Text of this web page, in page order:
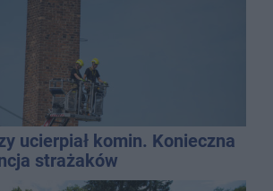
ucierpiał komin. Konieczna
strażaków